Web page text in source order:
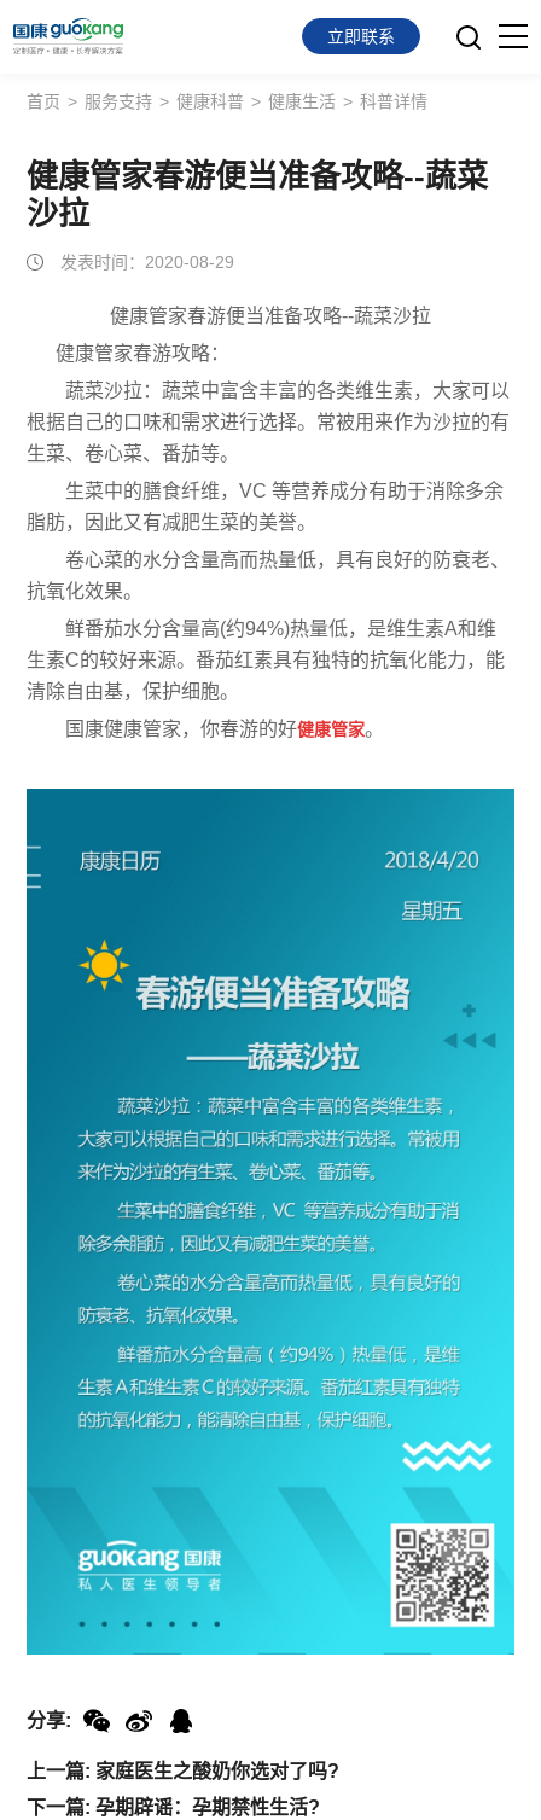
首页
面向会员
面向企业
关于我们
立即联系
首页 > 服务支持 > 健康科普 > 健康生活 > 科普详情
健康管家春游便当准备攻略--蔬菜
沙拉
发表时间：2020-08-29
健康管家春游便当准备攻略--蔬菜沙拉
健康管家春游攻略：
蔬菜沙拉：蔬菜中富含丰富的各类维生素，大家可以
根据自己的口味和需求进行选择。常被用来作为沙拉的有
生菜、卷心菜、番茄等。
生菜中的膳食纤维，VC 等营养成分有助于消除多余
脂肪，因此又有减肥生菜的美誉。
卷心菜的水分含量高而热量低，具有良好的防衰老、
抗氧化效果。
鲜番茄水分含量高(约94%)热量低，是维生素A和维
生素C的较好来源。番茄红素具有独特的抗氧化能力，能
清除自由基，保护细胞。
国康健康管家，你春游的好健康管家。
上一篇: 家庭医生之酸奶你选对了吗?
下一篇: 孕期辟谣：孕期禁性生活?
分享: